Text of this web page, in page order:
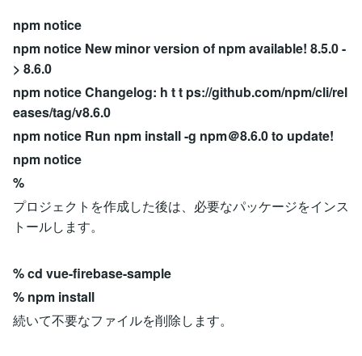
npm notice
npm notice New minor version of npm available! 8.5.0 -
> 8.6.0
npm notice Changelog: h t t ps://github.com/npm/cli/rel
eases/tag/v8.6.0
npm notice Run npm install -g npm＠8.6.0 to update!
npm notice
%
プロジェクトを作成した後は、必要なパッケージをインス
トールします。
% cd vue-firebase-sample
% npm install
続いて不要なファイルを削除します。